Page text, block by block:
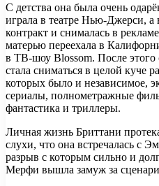
С детства она была очень
играла в театре Нью-Джерси, а
контракт и снималась в
матерью переехала в
в ТВ-шоу Blossom. После этого
стала сниматься в целой куче
которых было и независимое,
сериалы, полнометражные
фантастика и триллеры.
Личная жизнь Бриттани
слухи, что она встречалась с
разрыв с которым сильно и
Мерфи вышла замуж за